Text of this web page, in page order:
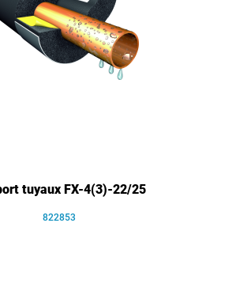
tuyaux FX-4(3)-22/25
822853